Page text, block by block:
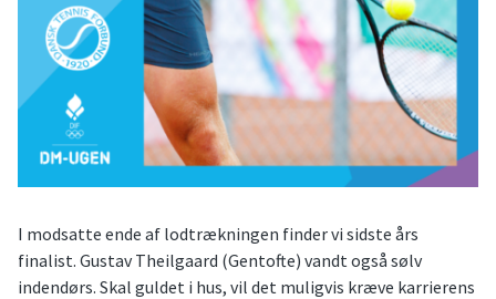
I modsatte ende af lodtrækningen finder vi sidste års
finalist. Gustav Theilgaard (Gentofte) vandt også sølv
indendørs. Skal guldet i hus, vil det muligvis kræve karrierens